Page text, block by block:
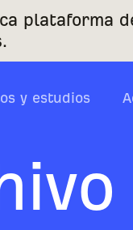
plataforma
y estudios